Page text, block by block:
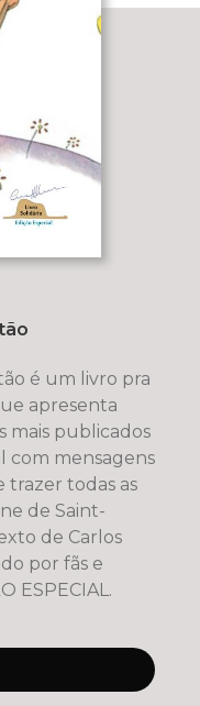
é um livro pra
apresenta
mais publicados
com mensagens
trazer todas as
de Saint-
de Carlos
por fãs e
ESPECIAL.